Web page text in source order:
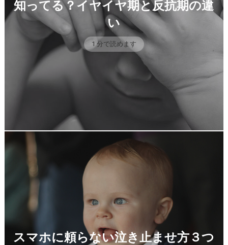
知ってる？イヤイヤ期と反抗期の違
い
1 分で読めます
スマホに頼らない泣き止ませ方３つ